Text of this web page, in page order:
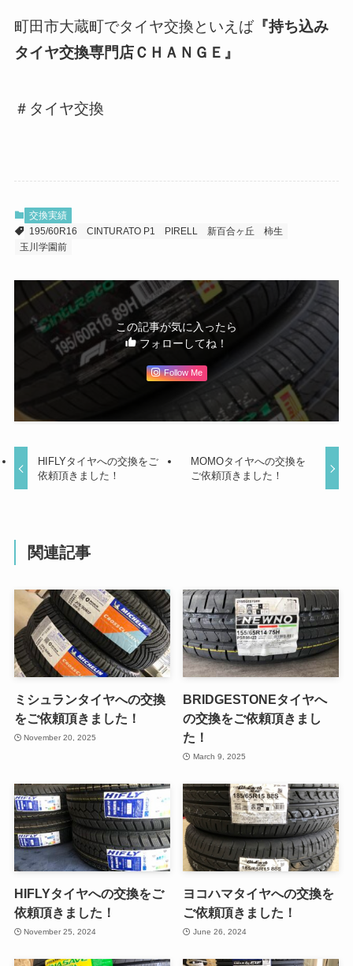
町田市大蔵町でタイヤ交換といえば『持ち込み
タイヤ交換専門店ＣＨＡＮＧＥ』
＃タイヤ交換
交換実績
195/60R16
CINTURATO P1 PIRELL 新百合ヶ丘
柿生
玉川学園前
この記事が気に入ったら
フォローしてね！
Follow Me
HIFLYタイヤへの交換をご
依頼頂きました！
MOMOタイヤへの交換を
ご依頼頂きました！
関連記事
ミシュランタイヤへの交換
をご依頼頂きました！
November 20, 2025
BRIDGESTONEタイヤへ
の交換をご依頼頂きまし
た！
March 9, 2025
HIFLYタイヤへの交換をご
依頼頂きました！
November 25, 2024
ヨコハマタイヤへの交換を
ご依頼頂きました！
June 26, 2024